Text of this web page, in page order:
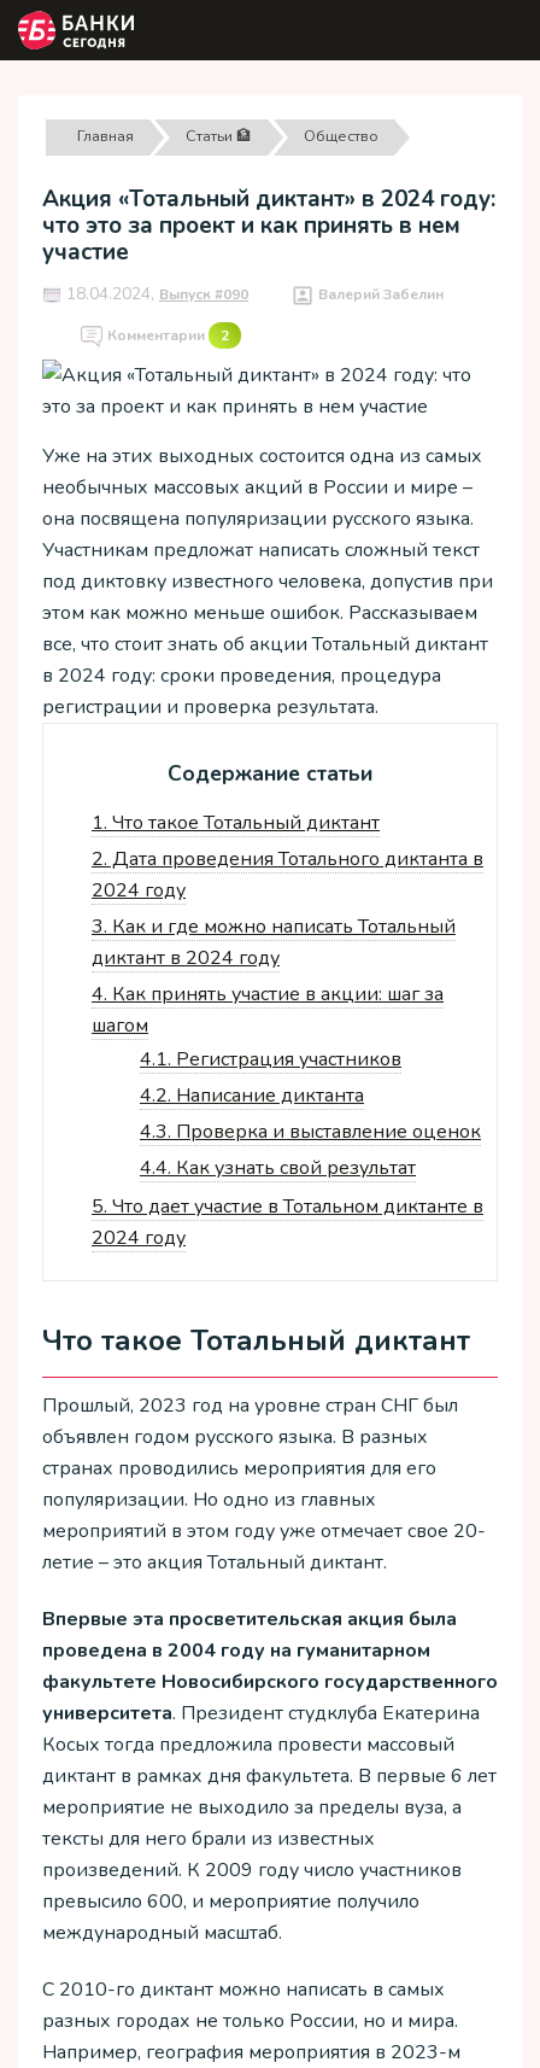
Главная Статьи 🏦 Общество
Акция «Тотальный диктант» в 2024 году:
что это за проект и как принять в нем
участие
18.04.2024, Выпуск #090 Валерий Забелин
Комментарии 2
Уже на этих выходных состоится одна из самых
необычных массовых акций в России и мире –
она посвящена популяризации русского языка.
Участникам предложат написать сложный текст
под диктовку известного человека, допустив при
этом как можно меньше ошибок. Рассказываем
все, что стоит знать об акции Тотальный диктант
в 2024 году: сроки проведения, процедура
регистрации и проверка результата.
Содержание статьи
1. Что такое Тотальный диктант
2. Дата проведения Тотального диктанта в
2024 году
3. Как и где можно написать Тотальный
диктант в 2024 году
4. Как принять участие в акции: шаг за
шагом
4.1. Регистрация участников
4.2. Написание диктанта
4.3. Проверка и выставление оценок
4.4. Как узнать свой результат
5. Что дает участие в Тотальном диктанте в
2024 году
Что такое Тотальный диктант
Прошлый, 2023 год на уровне стран СНГ был
объявлен годом русского языка. В разных
странах проводились мероприятия для его
популяризации. Но одно из главных
мероприятий в этом году уже отмечает свое 20-
летие – это акция Тотальный диктант.
Впервые эта просветительская акция была
проведена в 2004 году на гуманитарном
факультете Новосибирского государственного
университета. Президент студклуба Екатерина
Косых тогда предложила провести массовый
диктант в рамках дня факультета. В первые 6 лет
мероприятие не выходило за пределы вуза, а
тексты для него брали из известных
произведений. К 2009 году число участников
превысило 600, и мероприятие получило
международный масштаб.
С 2010-го диктант можно написать в самых
разных городах не только России, но и мира.
Например, география мероприятия в 2023-м